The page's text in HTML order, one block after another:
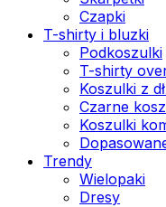
Czapki
T-shirty i bluzki
Podkoszulki
T-shirty
Koszulki z
Czarne
Koszulki
Trendy
Wielopaki
Dresy